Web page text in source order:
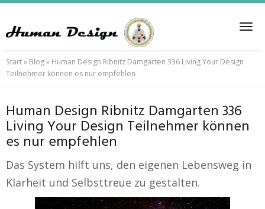
content
Start» Blog» Human Design Ribnitz Damgarten 336 Living Your Design
Teilnehmer können es nur empfehlen
Human Design Ribnitz Damgarten 336
Living Your Design Teilnehmer können
es nur empfehlen
Das System hilft uns, den eigenen Lebensweg in
Klarheit und Selbsttreue zu gestalten.